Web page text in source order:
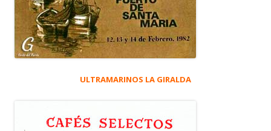
ULTRAMARINOS LA GIRALDA